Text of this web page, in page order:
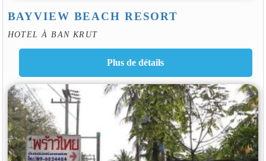
BAYVIEW BEACH RESORT
HOTEL À BAN KRUT